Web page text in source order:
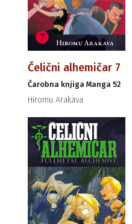
Čelični alhemičar 7
Čarobna knjiga Manga 52
Hiromu Arakava